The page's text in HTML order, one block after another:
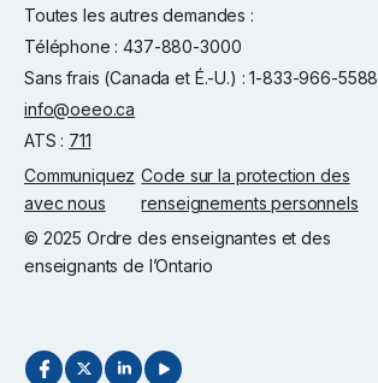
Toutes les autres demandes :
Téléphone : 437-880-3000
Sans frais (Canada et É.-U.) : 1-833-966-5588
info@oeeo.ca
ATS : 711
Communiquez
avec nous
Code sur la protection des
renseignements personnels
© 2025 Ordre des enseignantes et des
enseignants de l’Ontario